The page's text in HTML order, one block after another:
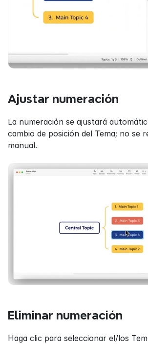
Ajustar numeración
La numeración se ajustará
cambio de posición del Tema; no se
manual.
Eliminar numeración
Haga clic para seleccionar el/los